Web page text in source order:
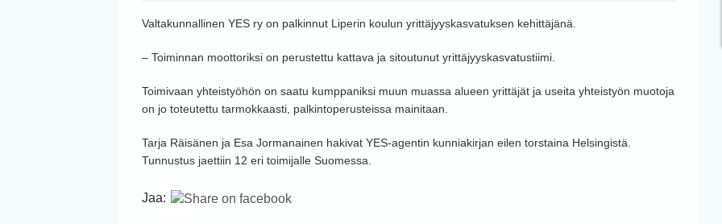
Valtakunnallinen YES ry on palkinnut Liperin koulun yrittäjyyskasvatuksen kehittäjänä.
– Toiminnan moottoriksi on perustettu kattava ja sitoutunut yrittäjyyskasvatustiimi.
Toimivaan yhteistyöhön on saatu kumppaniksi muun muassa alueen yrittäjät ja useita yhteistyön muotoja
on jo toteutettu tarmokkaasti, palkintoperusteissa mainitaan.
Tarja Räisänen ja Esa Jormanainen hakivat YES-agentin kunniakirjan eilen torstaina Helsingistä.
Tunnustus jaettiin 12 eri toimijalle Suomessa.
Jaa: